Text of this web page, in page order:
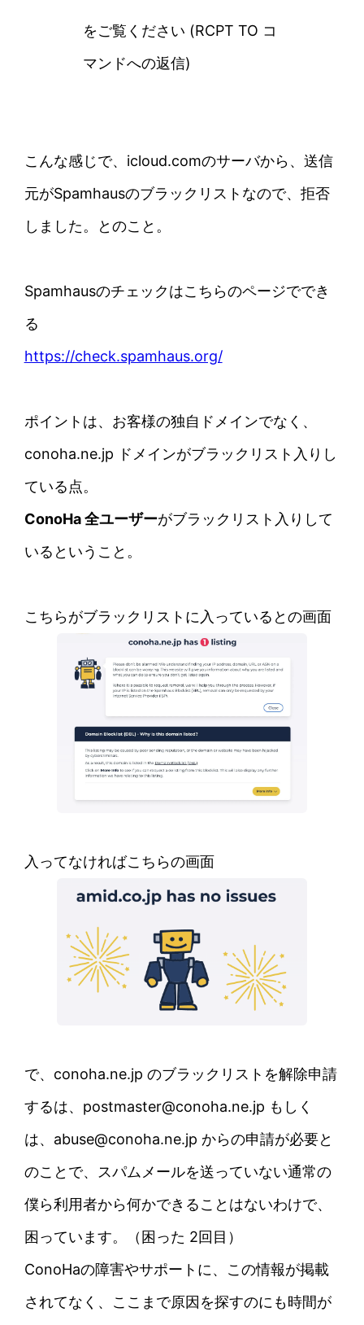
をご覧ください (RCPT TO コ
マンドへの返信)
こんな感じで、icloud.comのサーバから、送信
元がSpamhausのブラックリストなので、拒否
しました。とのこと。
Spamhausのチェックはこちらのページででき
る
https://check.spamhaus.org/
ポイントは、お客様の独自ドメインでなく、
conoha.ne.jp ドメインがブラックリスト入りし
ている点。
ConoHa 全ユーザーがブラックリスト入りして
いるということ。
こちらがブラックリストに入っているとの画面
入ってなければこちらの画面
で、conoha.ne.jp のブラックリストを解除申請
するは、 postmaster@conoha.ne.jp もしく
は、 abuse@conoha.ne.jp からの申請が必要と
のことで、スパムメールを送っていない通常の
僕ら利用者から何かできることはないわけで、
困っています。（困った 2回目）
ConoHaの障害やサポートに、この情報が掲載
されてなく、ここまで原因を探すのにも時間が